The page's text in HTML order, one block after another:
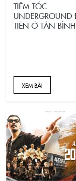
TIỆM TÓC
UNDERGROUND
TIÊN Ở TÂN BÌNH
XEM BÀI